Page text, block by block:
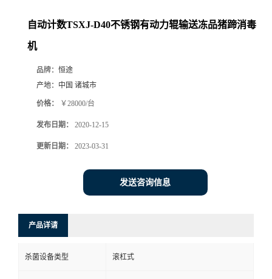
自动计数TSXJ-D40不锈钢有动力辊输送冻品猪蹄消毒
机
品牌： 恒途
产地： 中国 诸城市
价格： ￥28000/台
发布日期： 2020-12-15
更新日期： 2023-03-31
发送咨询信息
产品详请
杀菌设备类型 滚杠式